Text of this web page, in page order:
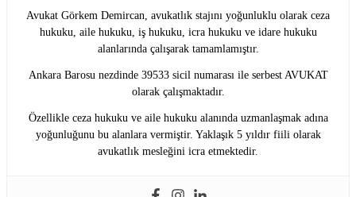
Avukat Görkem Demircan, avukatlık stajını yoğunluklu olarak ceza
hukuku, aile hukuku, iş hukuku, icra hukuku ve idare hukuku
alanlarında çalışarak tamamlamıştır.
Ankara Barosu nezdinde 39533 sicil numarası ile serbest AVUKAT
olarak çalışmaktadır.
Özellikle ceza hukuku ve aile hukuku alanında uzmanlaşmak adına
yoğunluğunu bu alanlara vermiştir. Yaklaşık 5 yıldır fiili olarak
avukatlık mesleğini icra etmektedir.